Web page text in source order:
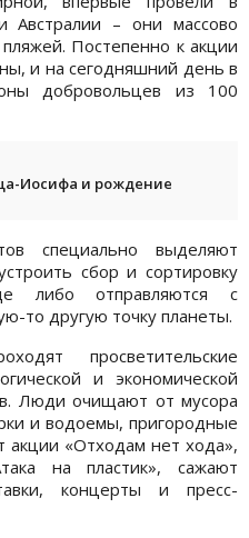
Австралии – они массово
Постепенно к акции
и на сегодняшний день в
добровольцев из 100
Иосифа и рождение
специально выделяют
сбор и сортировку
либо отправляются с
то другую точку планеты.
просветительские
и экономической
Люди очищают от мусора
и водоемы, пригородные
акции «Отходам нет хода»,
на пластик», сажают
концерты и пресс-